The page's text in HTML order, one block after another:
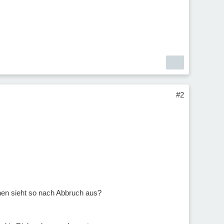
#2
sieht so nach Abbruch aus?